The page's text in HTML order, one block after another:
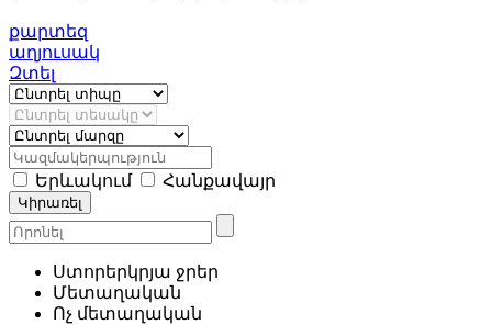
քարտեզ
աղյուսակ
Զտել
Երևակում Հանքավայր
Ստորերկրյա ջրեր
Մետաղական
Ոչ մետաղական